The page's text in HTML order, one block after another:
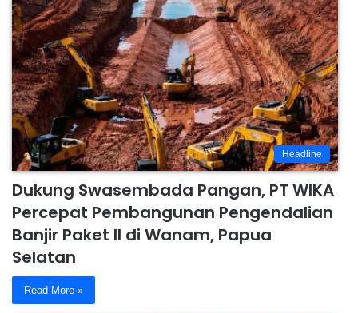
Headline
Dukung Swasembada Pangan, PT WIKA
Percepat Pembangunan Pengendalian
Banjir Paket II di Wanam, Papua
Selatan
Read More »